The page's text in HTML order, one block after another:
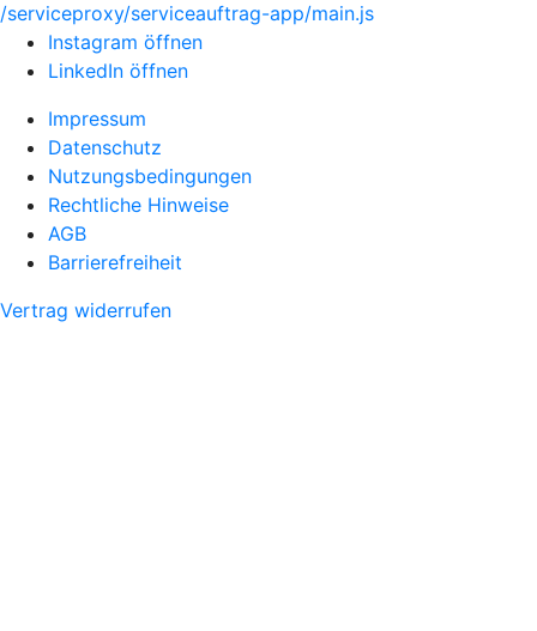
/serviceproxy/serviceauftrag-app/main.js
Instagram öffnen
LinkedIn öffnen
Impressum
Datenschutz
Nutzungsbedingungen
Rechtliche Hinweise
AGB
Barrierefreiheit
Vertrag widerrufen